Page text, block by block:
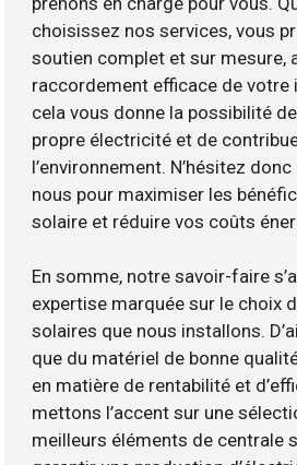
choisissez nos services, vous
soutien complet et sur mesure,
raccordement efficace de votre
cela vous donne la possibilité
propre électricité et de
l’environnement. N’hésitez
nous pour maximiser les
solaire et réduire vos coûts
En somme, notre savoir-faire
expertise marquée sur le choix
solaires que nous installons.
que du matériel de bonne
en matière de rentabilité et
mettons l’accent sur une
meilleurs éléments de centrale